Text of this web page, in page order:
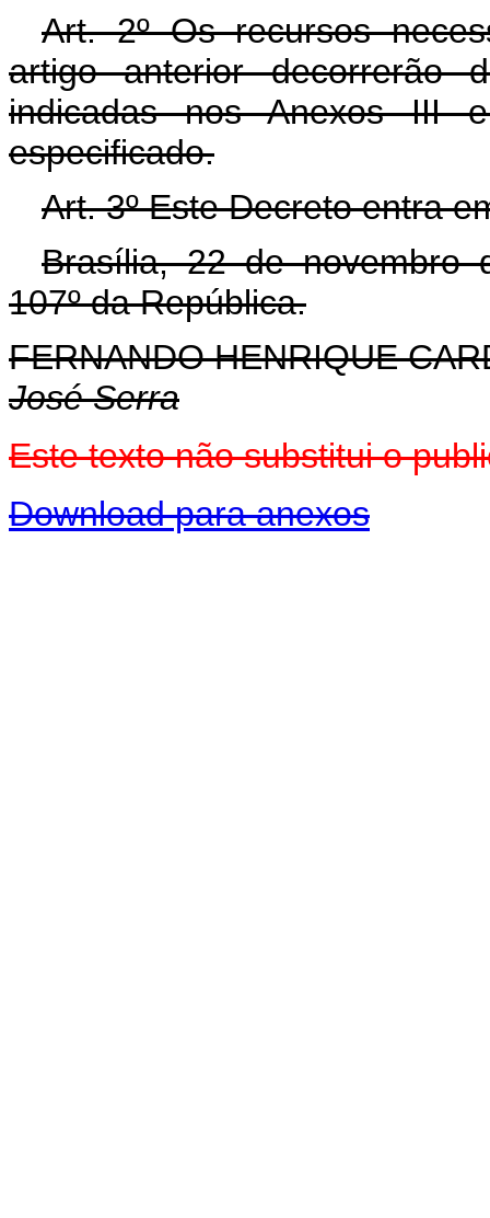
Art. 2º Os recursos
artigo anterior decorrerão
indicadas nos Anexos III
especificado.
Art. 3º Este Decreto entra
Brasília, 22 de novembro
107º da República.
FERNANDO HENRIQUE
José Serra
Este texto não substitui o
Download para anexos